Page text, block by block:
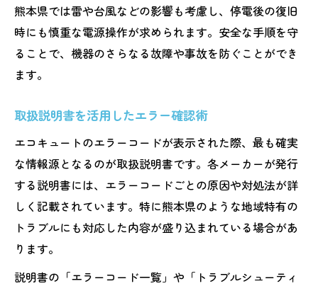
熊本県では雷や台風などの影響も考慮し、停電後の復旧
時にも慎重な電源操作が求められます。安全な手順を守
ることで、機器のさらなる故障や事故を防ぐことができ
ます。
取扱説明書を活用したエラー確認術
エコキュートのエラーコードが表示された際、最も確実
な情報源となるのが取扱説明書です。各メーカーが発行
する説明書には、エラーコードごとの原因や対処法が詳
しく記載されています。特に熊本県のような地域特有の
トラブルにも対応した内容が盛り込まれている場合があ
ります。
説明書の「エラーコード一覧」や「トラブルシューティ